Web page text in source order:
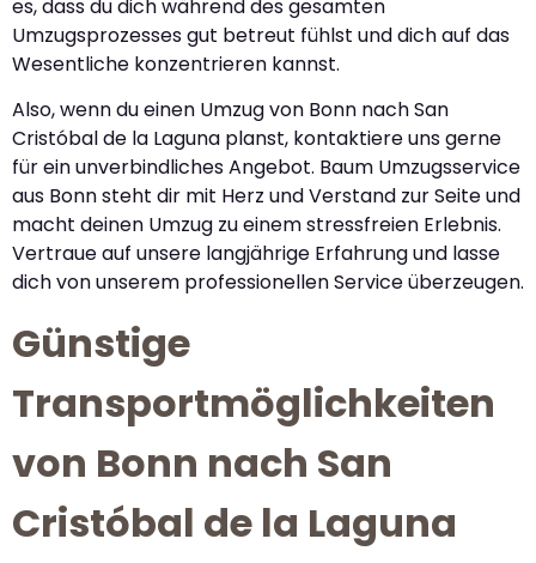
es, dass du dich während des gesamten
Umzugsprozesses gut betreut fühlst und dich auf das
Wesentliche konzentrieren kannst.
Also, wenn du einen Umzug von Bonn nach San
Cristóbal de la Laguna planst, kontaktiere uns gerne
für ein unverbindliches Angebot. Baum Umzugsservice
aus Bonn steht dir mit Herz und Verstand zur Seite und
macht deinen Umzug zu einem stressfreien Erlebnis.
Vertraue auf unsere langjährige Erfahrung und lasse
dich von unserem professionellen Service überzeugen.
Günstige
Transportmöglichkeiten
von Bonn nach San
Cristóbal de la Laguna